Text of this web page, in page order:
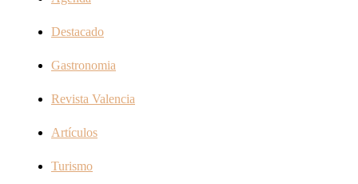
Destacado
Gastronomia
Revista Valencia
Artículos
Turismo